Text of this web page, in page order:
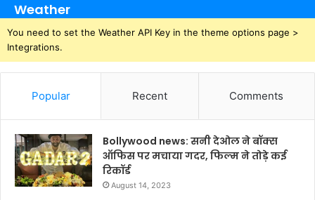
Weather
You need to set the Weather API Key in the theme options page >
Integrations.
Popular Recent Comments
Bollywood news: सनी देओल ने बॉक्स
ऑफिस पर मचाया गदर, फिल्म ने तोड़े कई
रिकॉर्ड
August 14, 2023